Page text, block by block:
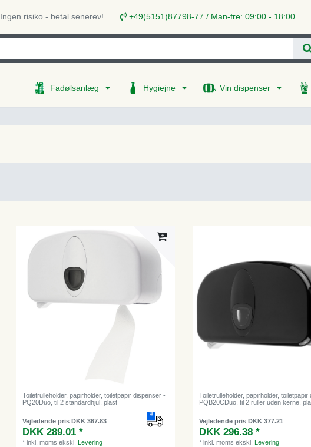
Ingen risiko - betal senerev! +49(5151)87798-77 / Man-fre: 09:00 - 18:00
Fadølsanlæg Hygiejne Vin dispenser
Toiletrulleholder, papirholder, toiletpapir dispenser -
PQ20Duo, til 2 standardhjul, plast
Vejledende pris DKK 367.83
DKK 289.01 *
*inkl. moms ekskl. Levering
Toiletrulleholder, papirholder, toiletpapir
PQB20CDuo, til 2 ruller uden kerne,
Vejledende pris DKK 377.21
DKK 296.38 *
*inkl. moms ekskl. Levering